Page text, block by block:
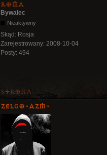
Roma
Bywalec
Nieaktywny
Skąd: Rosja
Zarejestrowany: 2008-10-04
Posty: 494
Strona
ZelgO-AZM-